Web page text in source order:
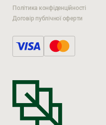
Політика конфіденційності
Договір публічної оферти
Поки ви очікуєте,
TIKTOK
INSTAGRAM
FACEBOOK
Поки ви очікуєте,
TIK TOK
INSTAGRAM
FACEBOOK